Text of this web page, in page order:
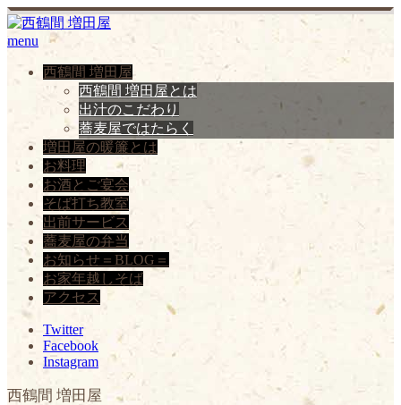
menu
西鶴間 増田屋
西鶴間 増田屋とは
出汁のこだわり
蕎麦屋ではたらく
増田屋の暖簾とは
お料理
お酒とご宴会
そば打ち教室
出前サービス
蕎麦屋の弁当
お知らせ＝BLOG＝
お家年越しそば
アクセス
Twitter
Facebook
Instagram
西鶴間 増田屋